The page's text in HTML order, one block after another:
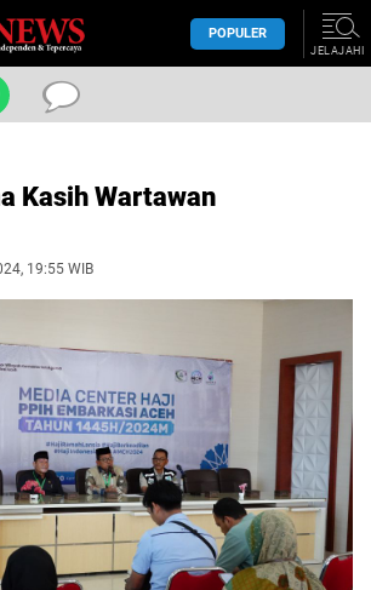
POPULER
JELAJAHI
Kasih Wartawan
19:55 WIB